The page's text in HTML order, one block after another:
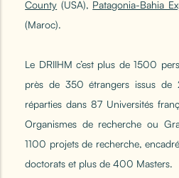
County (USA), Patagonia-Bahia
(Maroc).
Le DRIIHM c’est plus de 1500
près de 350 étrangers issus de
réparties dans 87 Universités
Organismes de recherche ou
1100 projets de recherche,
doctorats et plus de 400 Masters.